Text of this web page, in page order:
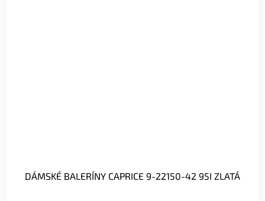
DÁMSKÉ BALERÍNY CAPRICE 9-22150-42 95I ZLATÁ